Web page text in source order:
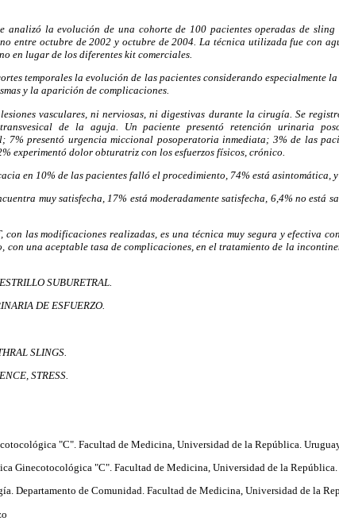
analizó la evolución de una cohorte de 100 pacientes operadas de
entre octubre de 2002 y octubre de 2004. La técnica utilizada fue con
en lugar de los diferentes kit comerciales.
temporales la evolución de las pacientes considerando especialmente
y la aparición de complicaciones.
vasculares, ni nerviosas, ni digestivas durante la cirugía. Se
de la aguja. Un paciente presentó retención urinaria
7% presentó urgencia miccional posoperatoria inmediata; 3% de las
experimentó dolor obturatriz con los esfuerzos físicos, crónico.
en 10% de las pacientes falló el procedimiento, 74% está asintomática, y
muy satisfecha, 17% está moderadamente satisfecha, 6,4% no está
con las modificaciones realizadas, es una técnica muy segura y efectiva
con una aceptable tasa de complicaciones, en el tratamiento de la
SUBURETRAL.
DE ESFUERZO.
SLINGS.
STRESS.
"C". Facultad de Medicina, Universidad de la República.
Ginecotocológica "C". Facultad de Medicina, Universidad de la República.
Departamento de Comunidad. Facultad de Medicina, Universidad de la